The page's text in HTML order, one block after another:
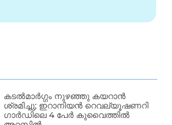
കടൽമാർഗ്ഗം നുഴഞ്ഞു കയറാൻ
ശ്രമിച്ചു; ഇറാനിയൻ റെവല്യൂഷണറി
ഗാർഡിലെ 4 പേർ കുവൈത്തിൽ